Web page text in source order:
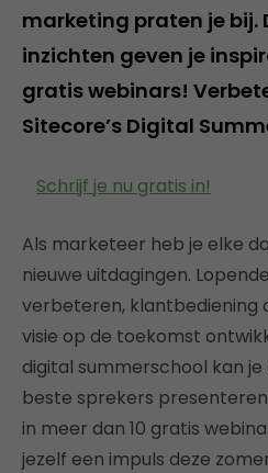
marketing praten je bij.
inzichten geven je
gratis webinars!
Sitecore’s Digital
Schrijf je nu gratis in!
Als marketeer heb je elke
nieuwe uitdagingen.
verbeteren, klantbediening
visie op de toekomst
digital summerschool kan
beste sprekers
in meer dan 10 gratis
jezelf een impuls deze